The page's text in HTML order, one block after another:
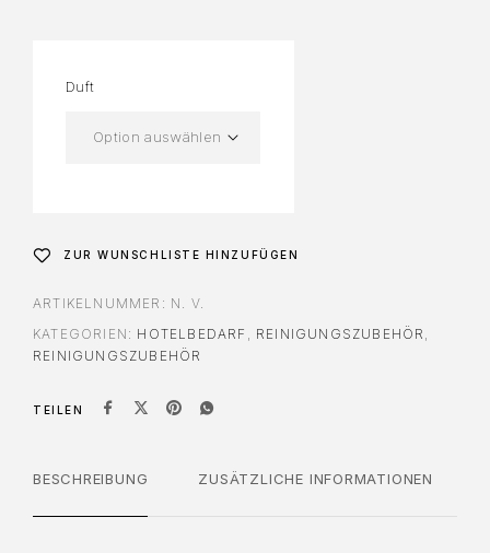
Duft
ZUR WUNSCHLISTE HINZUFÜGEN
ARTIKELNUMMER: N. V.
KATEGORIEN: HOTELBEDARF REINIGUNGSZUBEHÖR
REINIGUNGSZUBEHÖR
TEILEN
BESCHREIBUNG ZUSÄTZLICHE INFORMATIONEN